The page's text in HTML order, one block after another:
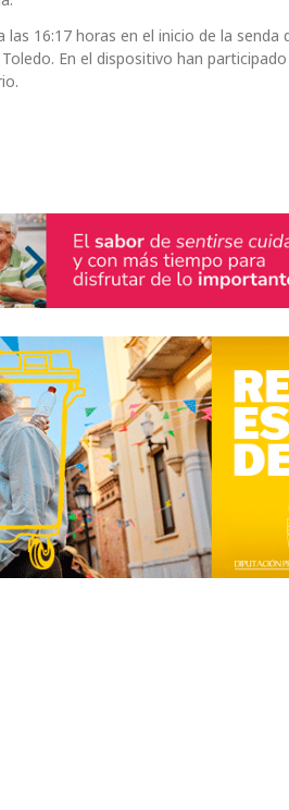
16:17 horas en el inicio de la
En el dispositivo han